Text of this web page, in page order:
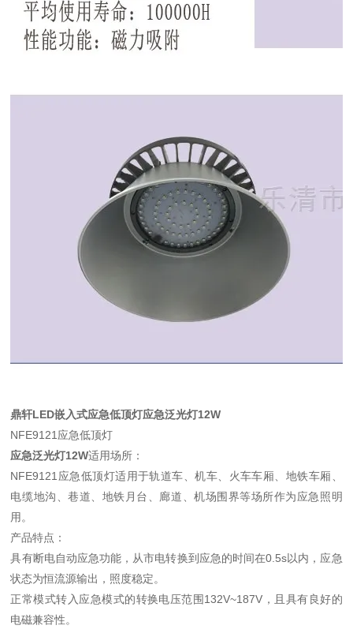
鼎轩LED嵌入式应急低顶灯应急泛光灯12W
NFE9121应急低顶灯
应急泛光灯12W适用场所：
NFE9121应急低顶灯适用于轨道车、机车、火车车厢、地铁车厢、
电缆地沟、巷道、地铁月台、廊道、机场围界等场所作为应急照明
用。
产品特点：
具有断电自动应急功能，从市电转换到应急的时间在0.5s以内，应急
状态为恒流源输出，照度稳定。
正常模式转入应急模式的转换电压范围132V~187V，且具有良好的
电磁兼容性。